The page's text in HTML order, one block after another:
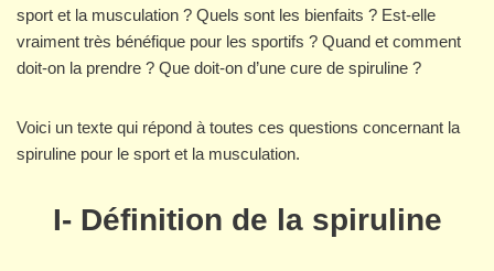
sport et la musculation ? Quels sont les bienfaits ? Est-elle
vraiment très bénéfique pour les sportifs ? Quand et comment
doit-on la prendre ? Que doit-on d’une cure de spiruline ?
Voici un texte qui répond à toutes ces questions concernant la
spiruline pour le sport et la musculation.
I- Définition de la spiruline